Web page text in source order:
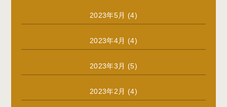
2023年5月 (4)
2023年4月 (4)
2023年3月 (5)
2023年2月 (4)